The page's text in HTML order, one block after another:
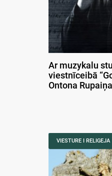
Ar muzykalu
viestnīceibā
Ontona
VIESTURE I RELIGEJA